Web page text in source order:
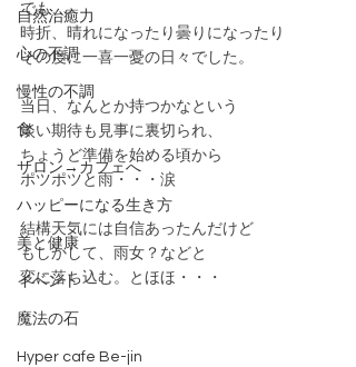
自然治癒力
心の不調
慢性の不調
食
サロン→カフェへ
ハッピーになる生き方
美と健康
イベント
魔法の石
Hyper cafe Be-jin
でも、
時折、晴れになったり曇りになったり
その度に一喜一憂の日々でした。
当日、なんとか持つかなという
淡い期待も見事に裏切られ、
ちょうど準備を始める頃から
ポツポツと雨・・・涙
結構天気には自信あったんだけど
もしかして、雨女？などと
変に落ち込む。とほほ・・・